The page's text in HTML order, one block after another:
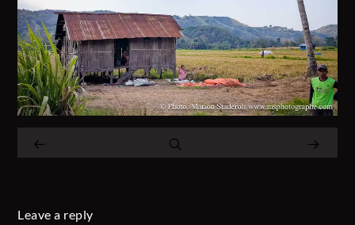
Leave a reply